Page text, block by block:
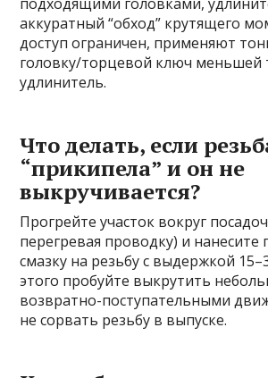
аккуратный “обход” крутящего
доступ ограничен, применяют
головку/торцевой ключ
удлинитель.
Что делать, если
“прикипела” и он не
выкручивается?
Прогрейте участок вокруг
перегревая проводку) и
смазку на резьбу с выдержкой
этого пробуйте выкрутить
возвратно-поступательными
не сорвать резьбу в выпуске.